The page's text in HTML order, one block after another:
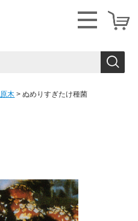
木 ぬめりすぎたけ種菌